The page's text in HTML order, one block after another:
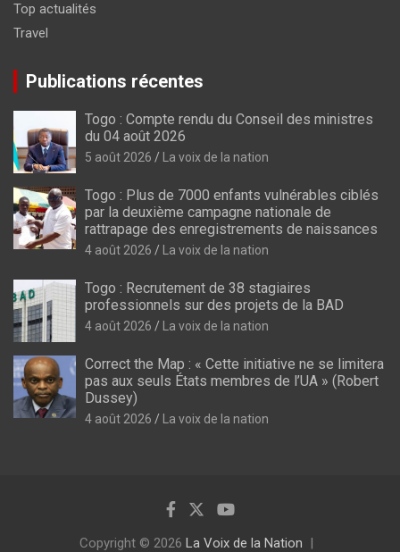
Top actualités
Travel
Publications récentes
Togo : Compte rendu du Conseil des ministres
du 04 août 2026
5 août 2026 La voix de la nation
Togo : Plus de 7000 enfants vulnérables ciblés
par la deuxième campagne nationale de
rattrapage des enregistrements de naissances
4 août 2026 La voix de la nation
Togo : Recrutement de 38 stagiaires
professionnels sur des projets de la BAD
4 août 2026 La voix de la nation
Correct the Map : « Cette initiative ne se limitera
pas aux seuls États membres de l’UA » (Robert
Dussey)
4 août 2026 La voix de la nation
Copyright © 2026 La Voix de la Nation